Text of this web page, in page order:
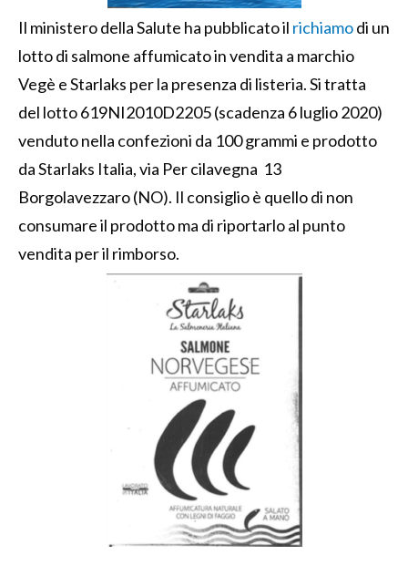
Il ministero della Salute ha pubblicato il richiamodi un
lotto di salmone affumicato in vendita a marchio
Vegè e Starlaks per la presenza di listeria. Si tratta
del lotto 619NI2010D2205 (scadenza 6 luglio 2020)
venduto nella confezioni da 100 grammi e prodotto
da Starlaks Italia, via Per cilavegna 13
Borgolavezzaro (NO). Il consiglio è quello di non
consumare il prodotto ma di riportarlo al punto
vendita per il rimborso.